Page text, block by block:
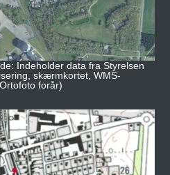
Indeholder data fra Styrelsen
skærmkortet, WMS-
forår)